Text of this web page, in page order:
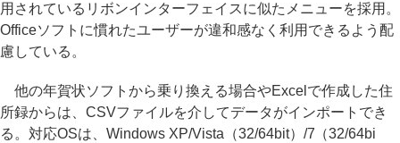
用されているリボンインターフェイスに似たメニューを採用。
Officeソフトに慣れたユーザーが違和感なく利用できるよう配
慮している。
他の年賀状ソフトから乗り換える場合やExcelで作成した住
所録からは、CSVファイルを介してデータがインポートでき
る。対応OSは、Windows XP/Vista（32/64bit）/7（32/64bi